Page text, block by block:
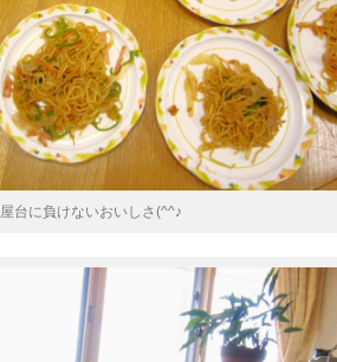
屋台に負けないおいしさ(^^♪